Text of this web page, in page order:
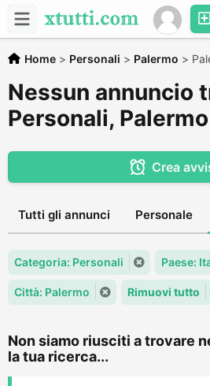
Home > Personali > Palermo >
Nessun annuncio
Personali, Palermo
Crea
Tutti gli annunci Personale
Categoria: Personali Paese:
Città: Palermo Rimuovi tutto
Non siamo riusciti a trovare
la tua ricerca...